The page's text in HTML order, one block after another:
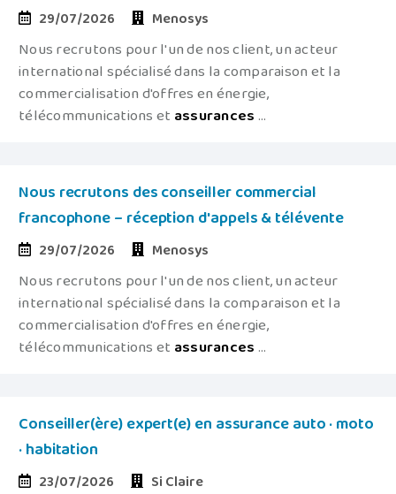
29/07/2026 Menosys
Nous recrutons pour l'un de nos client, un acteur
international spécialisé dans la comparaison et la
commercialisation d'offres en énergie,
télécommunications et assurances ...
Nous recrutons des conseiller commercial
francophone – réception d'appels & télévente
29/07/2026 Menosys
Nous recrutons pour l'un de nos client, un acteur
international spécialisé dans la comparaison et la
commercialisation d'offres en énergie,
télécommunications et assurances ...
Conseiller(ère) expert(e) en assurance auto · moto
· habitation
23/07/2026 Si Claire